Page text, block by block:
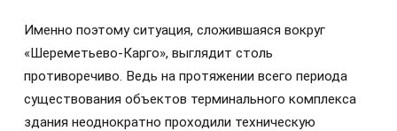
Именно поэтому ситуация, сложившаяся вокруг
«Шереметьево-Карго», выглядит столь
противоречиво. Ведь на протяжении всего периода
существования объектов терминального комплекса
здания неоднократно проходили техническую